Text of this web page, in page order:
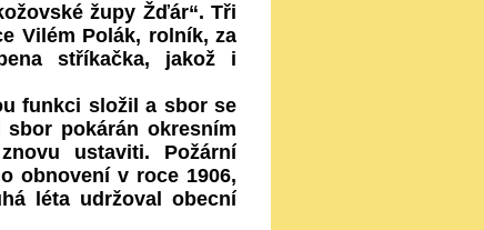
župy Žďár“. Tři
Vilém Polák, rolník, za
stříkačka, jakož i
funkci složil a sbor se
pokárán okresním
ustaviti. Požární
obnovení v roce 1906,
léta udržoval obecní